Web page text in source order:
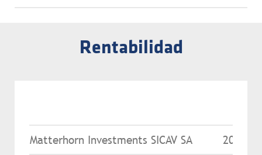
Rentabilidad
Matterhorn Investments SICAV SA 204.63%